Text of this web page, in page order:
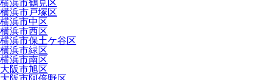
横浜市鶴見区
横浜市戸塚区
横浜市中区
横浜市西区
横浜市保土ケ谷区
横浜市緑区
横浜市南区
大阪市旭区